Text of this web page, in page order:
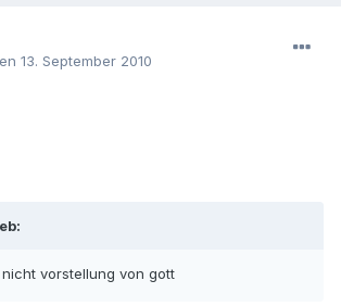
13. September 2010
vorstellung von gott